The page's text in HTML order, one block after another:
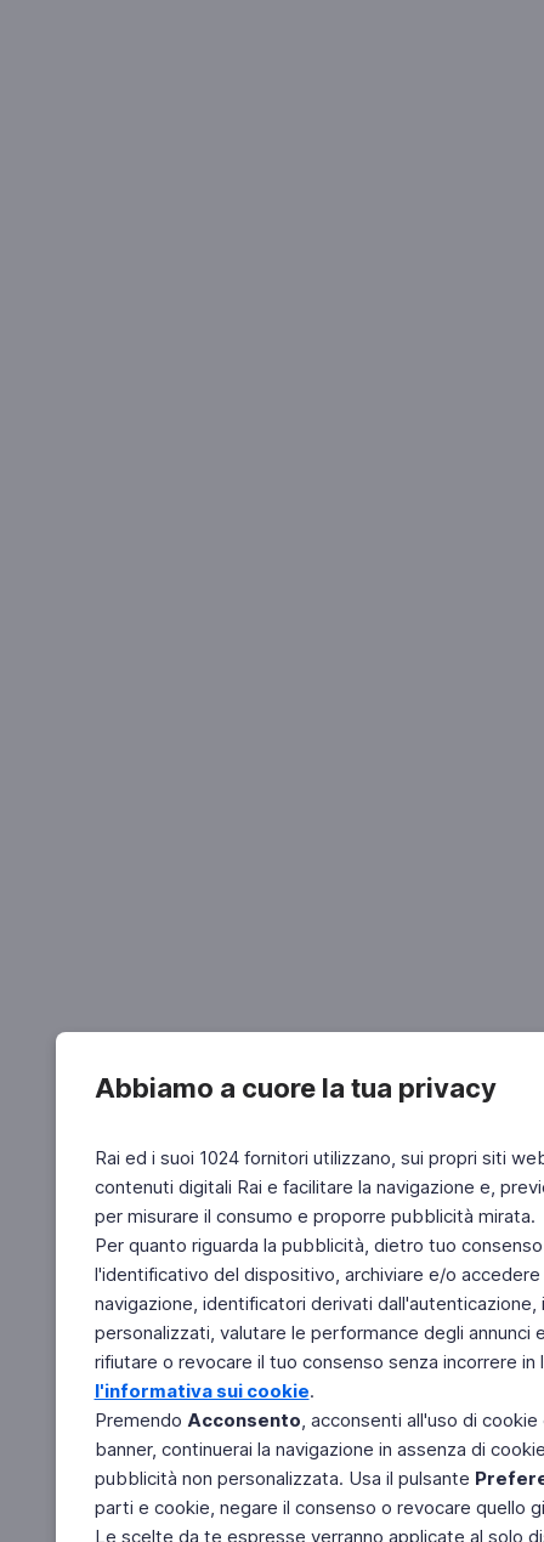
Abbiamo a cuore la tua privacy
Rai ed i suoi 1024 fornitori utilizzano, sui propri siti
contenuti digitali Rai e facilitare la navigazione e,
per misurare il consumo e proporre pubblicità mirata.
Per quanto riguarda la pubblicità, dietro tuo
l'identificativo del dispositivo, archiviare e/o
navigazione, identificatori derivati
personalizzati, valutare le performance degli
rifiutare o revocare il tuo consenso senza incorrere
l'informativa sui cookie.
Premendo Acconsento, acconsenti all'uso di
banner, continuerai la navigazione in assenza di
pubblicità non personalizzata. Usa il pulsante
parti e cookie, negare il consenso o revocare quello
Le scelte da te espresse verranno applicate al solo